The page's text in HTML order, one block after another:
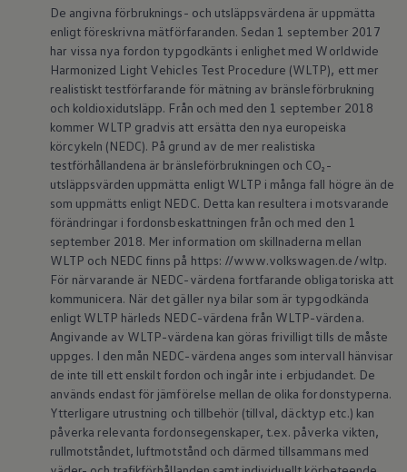
We Charge
Elbilar
Våra elbilar
ID. Polo
ID.3
ID.4
ID.7
ID.7 Tourer
ID. Cross
ID. Buzz
Konceptbilar
Höjd släpvagnsvikt
Våra laddhybrider
Golf GTE
Passat eHybrid
Tiguan eHybrid
Tayron eHybrid
Laddning och räckvidd
FAQ: Laddning och räckvidd
Hur betalar jag för laddning?
Vad kostar det att äga elbil?
Laddning för din elbil
Karta över laddstationer
Plug & Charge
We Charge
Laddboxen ID. Charger
Vad innebär "räckvidd enligt WLTP?"
Tekniken i elbilen
Klimatanläggning
De angivna förbruknings- och utsläppsvärdena är uppmätta
enligt föreskrivna mätförfaranden. Sedan 1 september 2017
har vissa nya fordon typgodkänts i enlighet med Worldwide
Harmonized Light Vehicles Test Procedure (WLTP), ett mer
realistiskt testförfarande för mätning av bränsleförbrukning
och koldioxidutsläpp. Från och med den 1 september 2018
kommer WLTP gradvis att ersätta den nya europeiska
körcykeln (NEDC). På grund av de mer realistiska
testförhållandena är bränsleförbrukningen och CO₂-
utsläppsvärden uppmätta enligt WLTP i många fall högre än de
som uppmätts enligt NEDC. Detta kan resultera i motsvarande
förändringar i fordonsbeskattningen från och med den 1
september 2018. Mer information om skillnaderna mellan
WLTP och NEDC finns på https: //www.volkswagen.de/wltp.
För närvarande är NEDC-värdena fortfarande obligatoriska att
kommunicera. När det gäller nya bilar som är typgodkända
enligt WLTP härleds NEDC-värdena från WLTP-värdena.
Angivande av WLTP-värdena kan göras frivilligt tills de måste
uppges. I den mån NEDC-värdena anges som intervall hänvisar
de inte till ett enskilt fordon och ingår inte i erbjudandet. De
används endast för jämförelse mellan de olika fordonstyperna.
Ytterligare utrustning och tillbehör (tillval, däcktyp etc.) kan
påverka relevanta fordonsegenskaper, t.ex. påverka vikten,
rullmotståndet, luftmotstånd och därmed tillsammans med